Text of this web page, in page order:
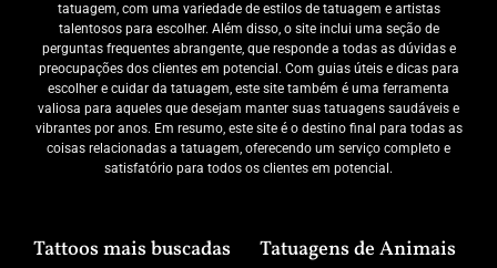
tatuagem, com uma variedade de estilos de tatuagem e artistas
talentosos para escolher. Além disso, o site inclui uma seção de
perguntas frequentes abrangente, que responde a todas as dúvidas e
preocupações dos clientes em potencial. Com guias úteis e dicas para
escolher e cuidar da tatuagem, este site também é uma ferramenta
valiosa para aqueles que desejam manter suas tatuagens saudáveis e
vibrantes por anos. Em resumo, este site é o destino final para todas as
coisas relacionadas a tatuagem, oferecendo um serviço completo e
satisfatório para todos os clientes em potencial.
Tattoos mais buscadas Tatuagens de Animais